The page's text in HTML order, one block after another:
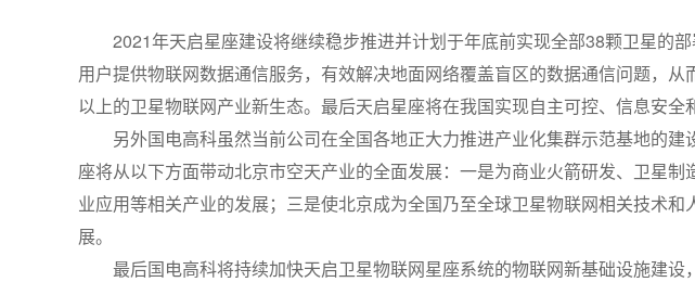
2021年天启星座建设将继续稳步推进并计划于年底前实现全部38颗卫星的
用户提供物联网数据通信服务，有效解决地面网络覆盖盲区的数据通信问题，
以上的卫星物联网产业新生态。最后天启星座将在我国实现自主可控、信息安全
另外国电高科虽然当前公司在全国各地正大力推进产业化集群示范基地的
座将从以下方面带动北京市空天产业的全面发展：一是为商业火箭研发、卫星
业应用等相关产业的发展；三是使北京成为全国乃至全球卫星物联网相关技术
展。
最后国电高科将持续加快天启卫星物联网星座系统的物联网新基础设施建